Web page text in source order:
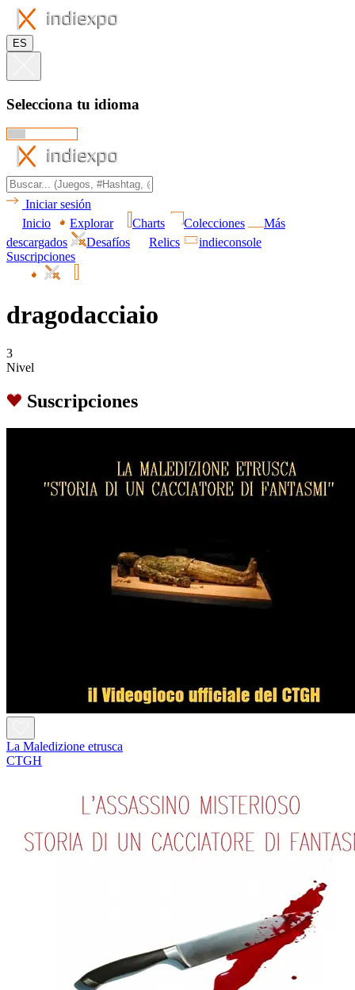
ES
Selecciona tu idioma
Iniciar sesión
Inicio
Explorar Charts Colecciones
Más
descargados
Desafíos Relics
indieconsole
Suscripciones
dragodacciaio
3
Nivel
Suscripciones
La Maledizione etrusca
CTGH